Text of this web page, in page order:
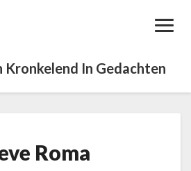
Kronkelend In Gedachten
L
iRoma